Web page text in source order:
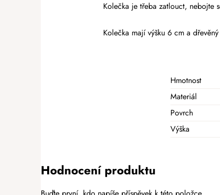
Kolečka je třeba zatlouct, nebojte
Kolečka mají výšku 6 cm a
Hmotnost
Materiál
Povrch
Výška
Hodnocení produktu